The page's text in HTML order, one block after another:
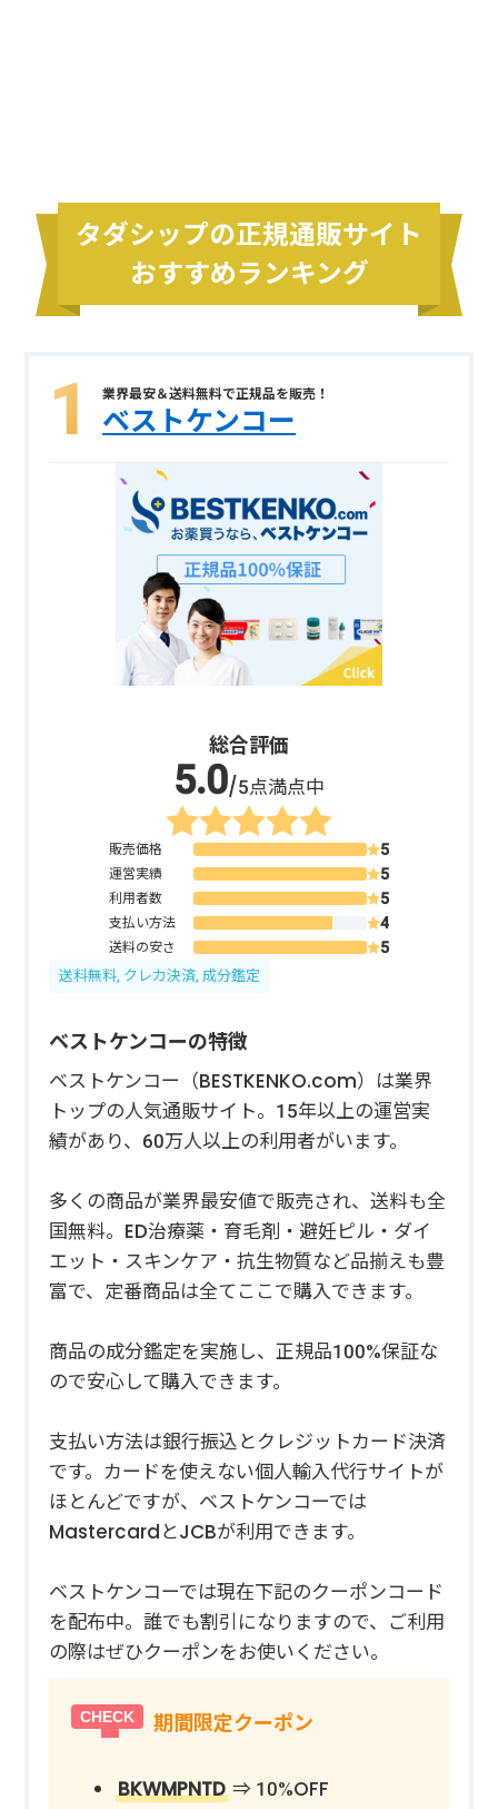
タダシップの正規通販サイト
おすすめランキング
業界最安＆送料無料で正規品を販売！
ベストケンコー
総合評価
/5点満点中
販売価格
運営実績
利用者数
支払い方法
送料の安さ
送料無料, クレカ決済, 成分鑑定
ベストケンコーの特徴
ベストケンコー（BESTKENKO.com）は業界
トップの人気通販サイト。15年以上の運営実
績があり、60万人以上の利用者がいます。
多くの商品が業界最安値で販売され、送料も全
国無料。ED治療薬・育毛剤・避妊ピル・ダイ
エット・スキンケア・抗生物質など品揃えも豊
富で、定番商品は全てここで購入できます。
商品の成分鑑定を実施し、正規品100%保証な
ので安心して購入できます。
支払い方法は銀行振込とクレジットカード決済
です。カードを使えない個人輸入代行サイトが
ほとんどですが、ベストケンコーでは
MastercardとJCBが利用できます。
ベストケンコーでは現在下記のクーポンコード
を配布中。誰でも割引になりますので、ご利用
の際はぜひクーポンをお使いください。
期間限定クーポン
BKWMPNTD ⇒ 10%OFF